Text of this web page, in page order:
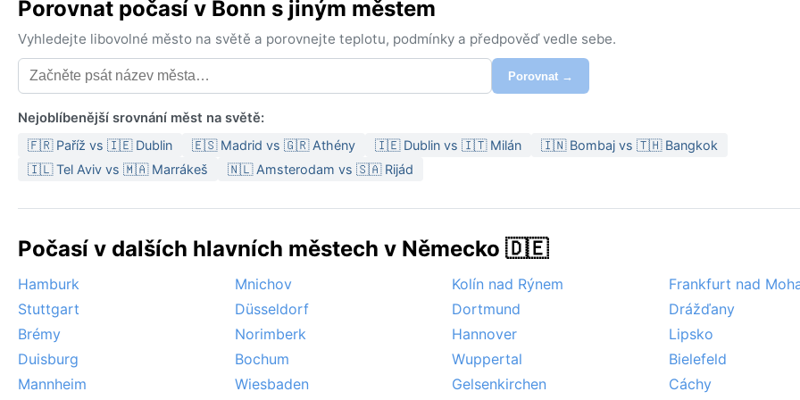
Porovnat počasí v Bonn s jiným městem
Vyhledejte libovolné město na světě a porovnejte teplotu, podmínky a předpověď vedle sebe.
Porovnat →
Nejoblíbenější srovnání měst na světě:
🇫🇷 Paříž vs 🇮🇪 Dublin 🇪🇸 Madrid vs 🇬🇷 Athény 🇮🇪 Dublin vs 🇮🇹 Milán
🇮🇳 Bombaj vs 🇹🇭 Bangkok
🇮🇱 Tel Aviv vs 🇲🇦 Marrákeš
🇳🇱 Amsterodam vs 🇸🇦 Rijád
Počasí v dalších hlavních městech v Německo 🇩🇪
Hamburk Mnichov Kolín nad Rýnem
Frankfurt nad
Stuttgart
Düsseldorf Dortmund
Drážďany
Brémy
Norimberk Hannover
Lipsko
Duisburg
Bochum Wuppertal
Bielefeld
Mannheim
Wiesbaden Gelsenkirchen Cáchy